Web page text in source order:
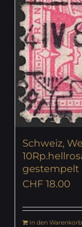
Schweiz,
gestempelt
CHF 18.00
In den Warenkorb